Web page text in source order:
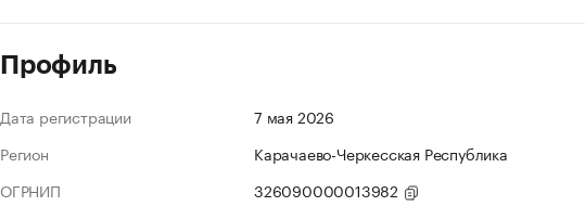
Профиль
Дата регистрации
7 мая 2026
Регион
Карачаево-Черкесская Республика
ОГРНИП
326090000013982